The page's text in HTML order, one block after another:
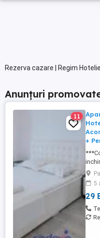
Rezerva cazare | Regim
Anunțuri
11
+
de
Mall
5
29